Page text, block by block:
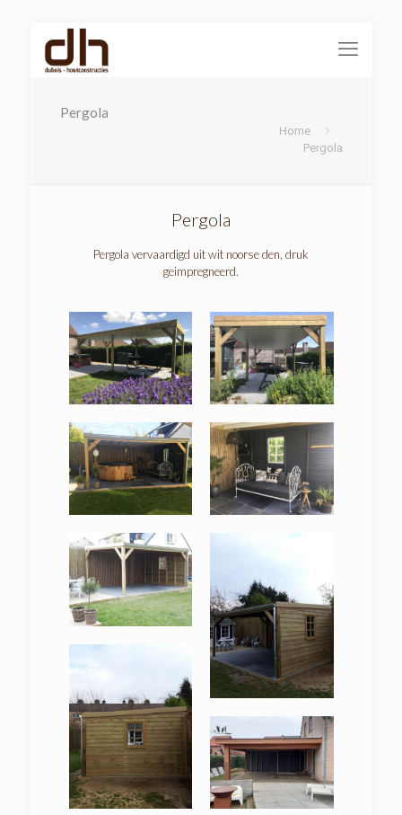
Pergola
Home
Pergola
Pergola
Pergola vervaardigd uit wit noorse den, druk
geimpregneerd.